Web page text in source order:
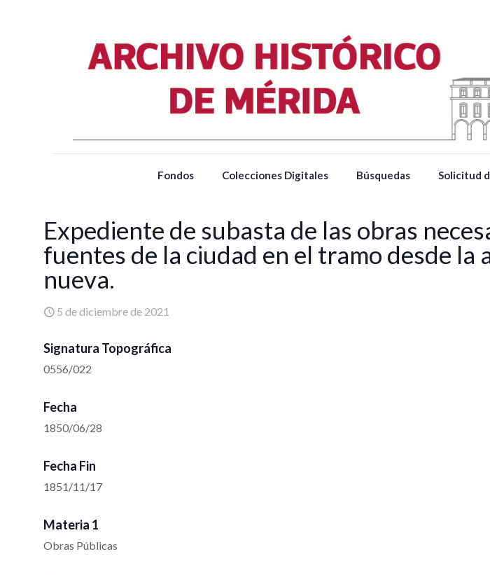
Fondos Colecciones Digitales Búsquedas Solicitud
Expediente de subasta de las obras
fuentes de la ciudad en el tramo desde la
nueva.
5 de diciembre de 2021
Signatura Topográfica
0556/022
Fecha
1850/06/28
Fecha Fin
1851/11/17
Materia 1
Obras Públicas